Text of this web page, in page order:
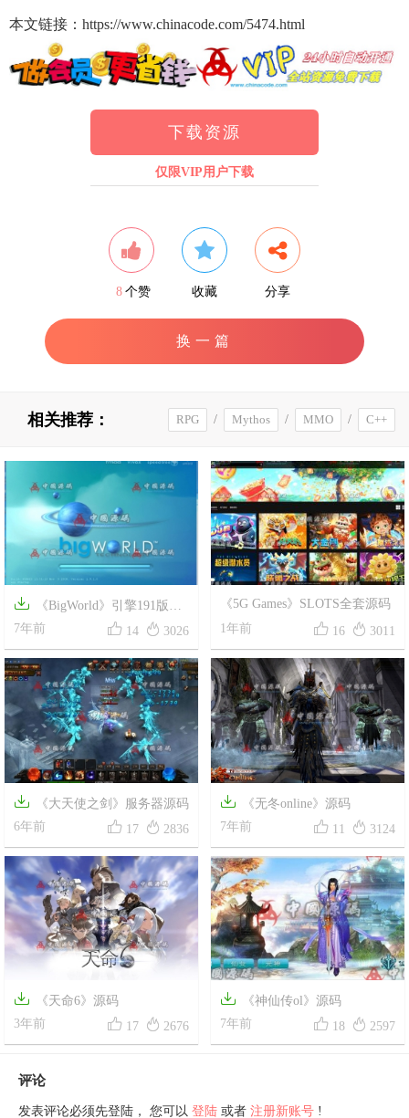
本文链接：https://www.chinacode.com/5474.html
下载资源
仅限VIP用户下载
8 个赞 收藏 分享
换一篇
相关推荐： C++
/
MMO
/
Mythos
/
RPG

《BigWorld》引擎191版源
码
7年前  14  3026
《5G Games》SLOTS全套源码
1年前
 16  3011

《大天使之剑》服务器源码
6年前
 17  2836

《无冬online》源码
7年前
 11  3124

《天命6》源码
3年前
 17  2676

《神仙传ol》源码
7年前
 18  2597
评论
发表评论必须先登陆， 您可以 登陆 或者 注册新账号 !